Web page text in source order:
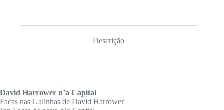
Descrição
David Harrower n’a Capital
Facas nas Galinhas de David Harrower